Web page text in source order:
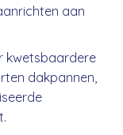
aan
kwetsbaardere
dakpannen,